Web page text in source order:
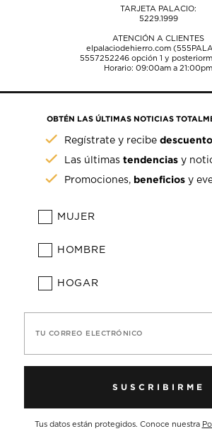
TARJETA PALACIO:
5229.1999
ATENCIÓN A CLIENTES
elpalaciodehierro.com
5557252246opción 1 y
Horario: 09:00am a 21:00pm
OBTÉN LAS ÚLTIMAS NOTICIAS
Regístrate y recibe
Las últimastendencias y
Promociones, beneficios y
MUJER
HOMBRE
HOGAR
TU CORREO ELECTRÓNICO
SUSCRIBIRME
Tus datos están protegidos. Conoce nuestra